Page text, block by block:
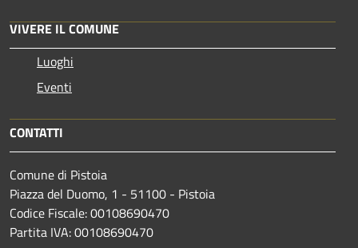
VIVERE IL COMUNE
Luoghi
Eventi
CONTATTI
Comune di Pistoia
Piazza del Duomo, 1 - 51100 - Pistoia
Codice Fiscale: 00108690470
Partita IVA: 00108690470